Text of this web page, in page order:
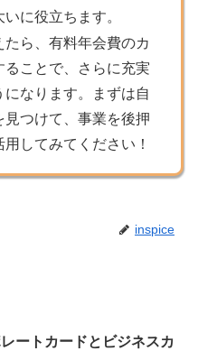
に役立ちます。
ら、有料年会費のカ
ことで、さらに充実
なります。まずは自
つけて、事業を後押
してみてください！
inspice
ートカードとビジネスカ